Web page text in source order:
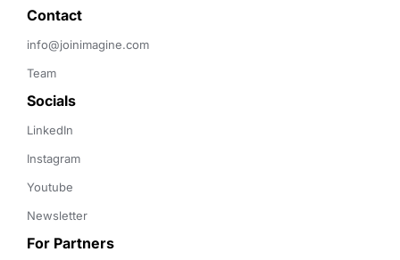
Contact
info@joinimagine.com
Team
Socials
LinkedIn
Instagram
Youtube
Newsletter
For Partners